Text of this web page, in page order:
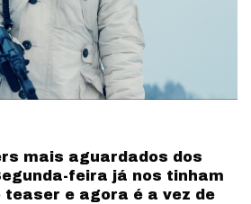
mais aguardados dos
feira já nos tinham
teaser e agora é a vez de